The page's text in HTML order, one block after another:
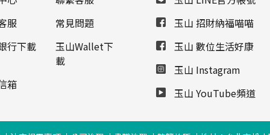
服
常見問題
行下載
玉山Wallet下
載
箱
玉山 招財納福喵喵
玉山 數位生活好康
玉山 Instagram
玉山 YouTube頻道